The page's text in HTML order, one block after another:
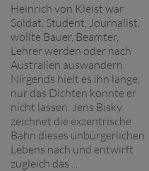
Heinrich von Kleist war
Soldat, Student, Journalist,
wollte Bauer, Beamter,
Lehrer werden oder nach
Australien auswandern.
Nirgends hielt es ihn lange,
nur das Dichten konnte er
nicht lassen. Jens Bisky
zeichnet die exzentrische
Bahn dieses unbürgerlichen
Lebens nach und entwirft
zugleich das ...